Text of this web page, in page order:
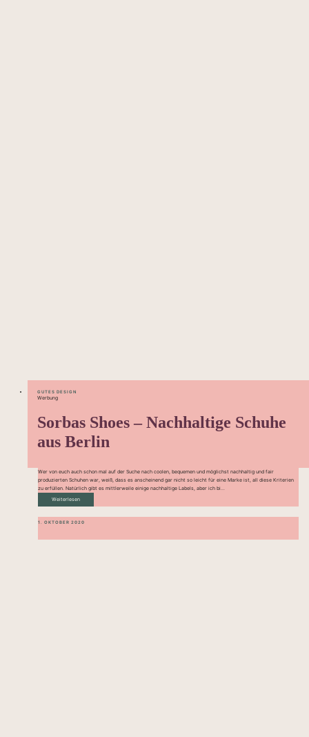
GUTES DESIGN
Werbung
Sorbas Shoes – Nachhaltige Schuhe
aus Berlin
Wer von euch auch schon mal auf der Suche nach coolen, bequemen und möglichst nachhaltig und fair
produzierten Schuhen war, weiß, dass es anscheinend gar nicht so leicht für eine Marke ist, all diese Kriterien
zu erfüllen. Natürlich gibt es mittlerweile einige nachhaltige Labels, aber ich bi...
Weiterlesen
1. OKTOBER 2020